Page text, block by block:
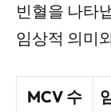
빈혈을 나타
임상적 의미
MCV 수